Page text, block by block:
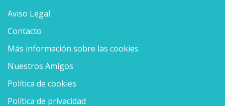
Aviso Legal
Contacto
Más información sobre las cookies
Nuestros Amigos
Política de cookies
Política de privacidad